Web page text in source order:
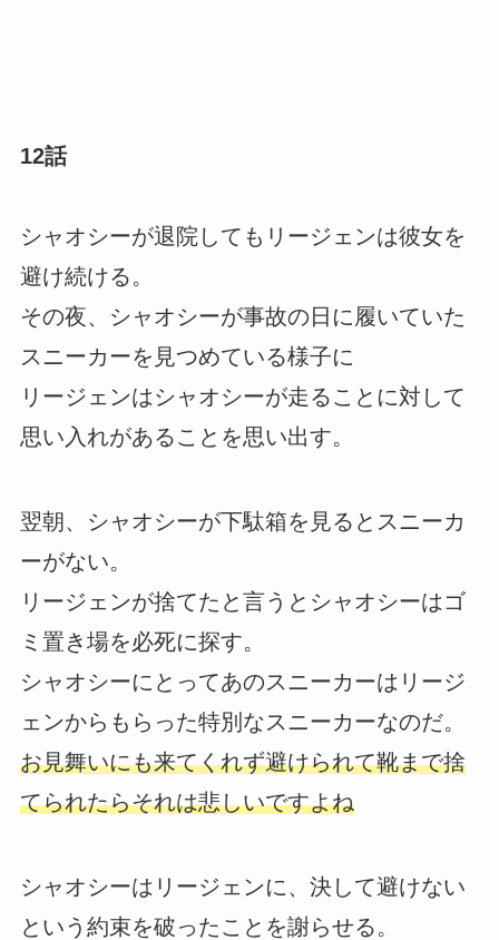
12話
シャオシーが退院してもリージェンは彼女を
避け続ける。
その夜、シャオシーが事故の日に履いていた
スニーカーを見つめている様子に
リージェンはシャオシーが走ることに対して
思い入れがあることを思い出す。
翌朝、シャオシーが下駄箱を見るとスニーカ
ーがない。
リージェンが捨てたと言うとシャオシーはゴ
ミ置き場を必死に探す。
シャオシーにとってあのスニーカーはリージ
ェンからもらった特別なスニーカーなのだ。
お見舞いにも来てくれず避けられて靴まで捨
てられたらそれは悲しいですよね
シャオシーはリージェンに、決して避けない
という約束を破ったことを謝らせる。